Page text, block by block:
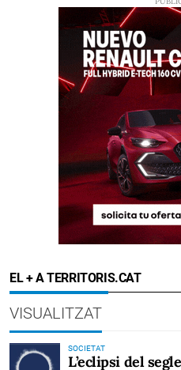
EL + A TERRITORIS.CAT
VISUALITZAT
SOCIETAT
L’eclipsi del